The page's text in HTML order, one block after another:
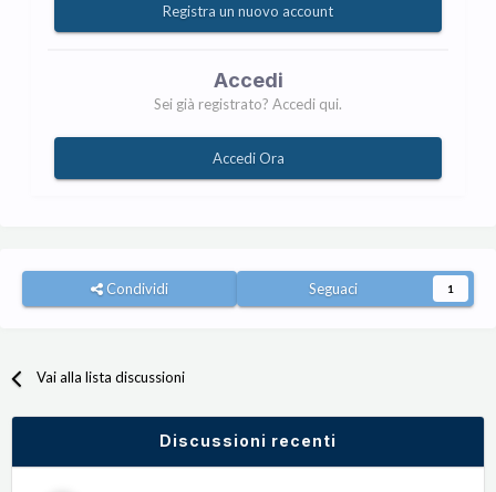
Registra un nuovo account
Accedi
Sei già registrato? Accedi qui.
Accedi Ora
Condividi Seguaci 1
Vai alla lista discussioni
Discussioni recenti